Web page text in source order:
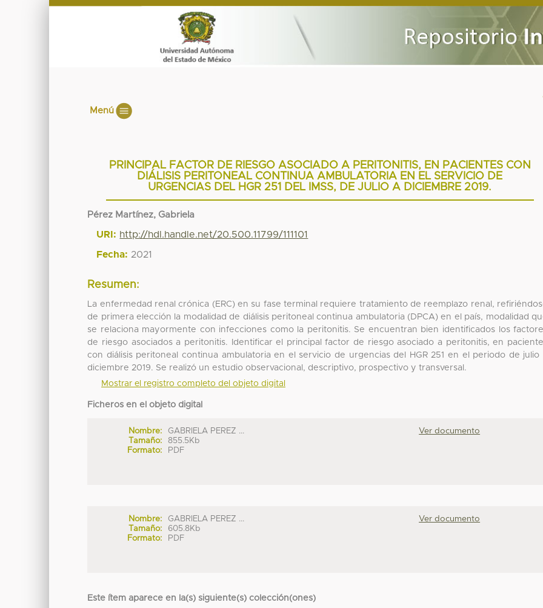
Menú
PRINCIPAL FACTOR DE RIESGO ASOCIADO A PERITONITIS, EN PACIENTES CON
DIÁLISIS PERITONEAL CONTINUA AMBULATORIA EN EL SERVICIO DE
URGENCIAS DEL HGR 251 DEL IMSS, DE JULIO A DICIEMBRE 2019.
Pérez Martínez, Gabriela
URI: http://hdl.handle.net/20.500.11799/111101
Fecha: 2021
Resumen:
La enfermedad renal crónica (ERC) en su fase terminal requiere tratamiento de reemplazo renal,
de primera elección la modalidad de diálisis peritoneal continua ambulatoria (DPCA) en el país, modalidad
se relaciona mayormente con infecciones como la peritonitis. Se encuentran bien identificados los
de riesgo asociados a peritonitis. Identificar el principal factor de riesgo asociado a peritonitis, en
con diálisis peritoneal continua ambulatoria en el servicio de urgencias del HGR 251 en el periodo de julio
diciembre 2019. Se realizó un estudio observacional, descriptivo, prospectivo y transversal.
Mostrar el registro completo del objeto digital
Ficheros en el objeto digital
Nombre:
GABRIELA PEREZ ...
Tamaño:
855.5Kb
Formato:
PDF
Ver documento
Nombre:
GABRIELA PEREZ ...
Tamaño:
605.8Kb
Formato:
PDF
Ver documento
Este ítem aparece en la(s) siguiente(s) colección(ones)